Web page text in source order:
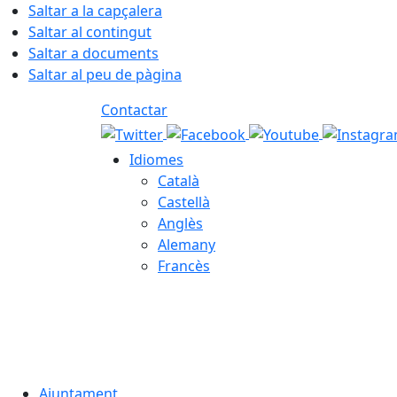
Saltar a la capçalera
Saltar al contingut
Saltar a documents
Saltar al peu de pàgina
Contactar
Idiomes
Català
Castellà
Anglès
Alemany
Francès